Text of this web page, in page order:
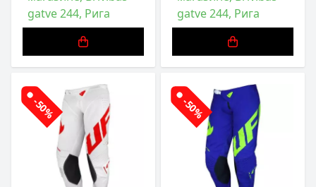
gatve 244, Рига
gatve 244, Рига
-50% -50%